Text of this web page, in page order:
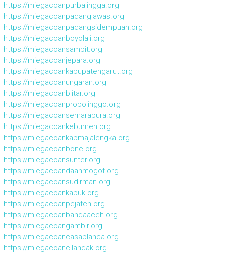
https://miegacoanpurbalingga.org
https://miegacoanpadanglawas.org
https://miegacoanpadangsidempuan.org
https://miegacoanboyolali.org
https://miegacoansampit.org
https://miegacoanjepara.org
https://miegacoankabupatengarut.org
https://miegacoanungaran.org
https://miegacoanblitar.org
https://miegacoanprobolinggo.org
https://miegacoansemarapura.org
https://miegacoankebumen.org
https://miegacoankabmajalengka.org
https://miegacoanbone.org
https://miegacoansunter.org
https://miegacoandaanmogot.org
https://miegacoansudirman.org
https://miegacoankapuk.org
https://miegacoanpejaten.org
https://miegacoanbandaaceh.org
https://miegacoangambir.org
https://miegacoancasablanca.org
https://miegacoancilandak.org